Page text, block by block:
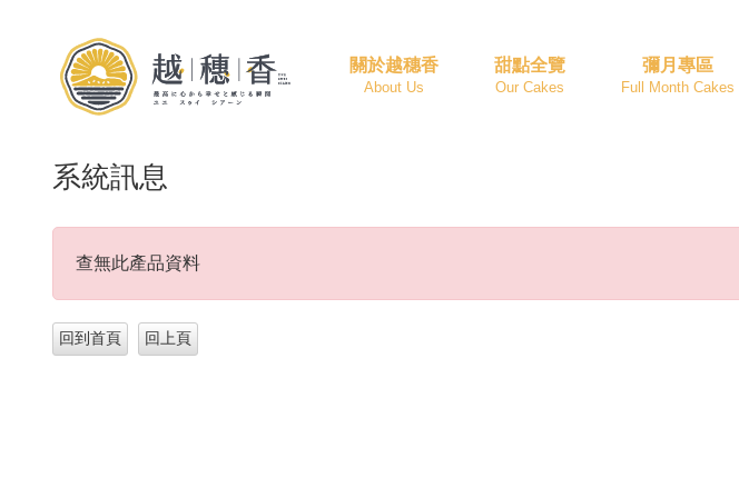
關於越穗香
About Us
甜點全覽
Our Cakes
彌月專區
Full Month Cakes
系統訊息
查無此產品資料